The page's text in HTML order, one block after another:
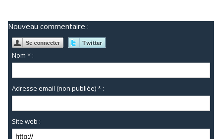
Nouveau commentaire :
Nom * :
Adresse email (non publiée) * :
Site web :